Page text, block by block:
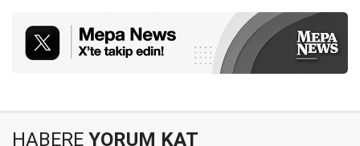
HABERE YORUM KAT